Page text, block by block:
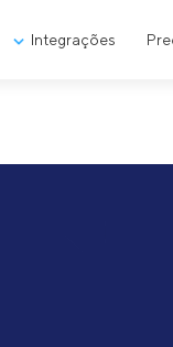
Integrações